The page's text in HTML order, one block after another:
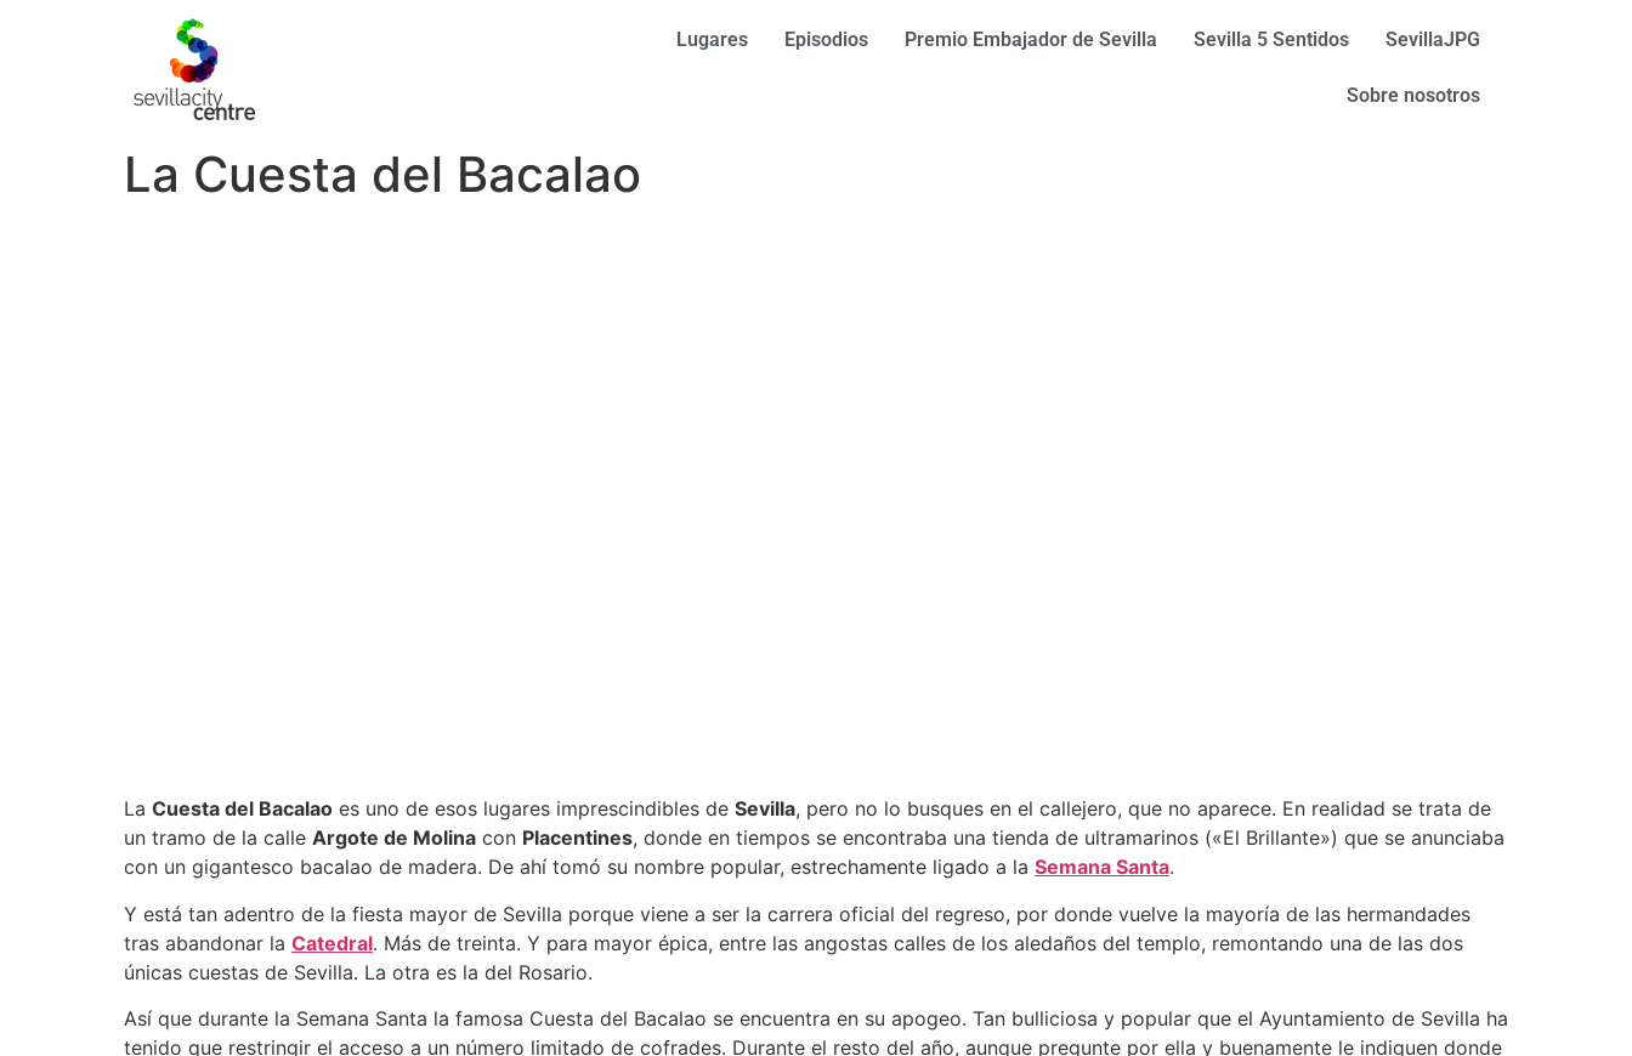
Lugares Episodios Premio Embajador de Sevilla Sevilla 5 Sentidos SevillaJPG
Sobre nosotros
La Cuesta del Bacalao
La Cuesta del Bacalao es uno de esos lugares imprescindibles de Sevilla, pero no lo busques en el callejero, que no aparece. En realidad se trata de
un tramo de la calle Argote de Molina con Placentines, donde en tiempos se encontraba una tienda de ultramarinos («El Brillante») que se anunciaba
con un gigantesco bacalao de madera. De ahí tomó su nombre popular, estrechamente ligado a la Semana Santa.
Y está tan adentro de la fiesta mayor de Sevilla porque viene a ser la carrera oficial del regreso, por donde vuelve la mayoría de las hermandades
tras abandonar la Catedral. Más de treinta. Y para mayor épica, entre las angostas calles de los aledaños del templo, remontando una de las dos
únicas cuestas de Sevilla. La otra es la del Rosario.
Así que durante la Semana Santa la famosa Cuesta del Bacalao se encuentra en su apogeo. Tan bulliciosa y popular que el Ayuntamiento de Sevilla ha
tenido que restringir el acceso a un número limitado de cofrades. Durante el resto del año, aunque pregunte por ella y buenamente le indiquen donde